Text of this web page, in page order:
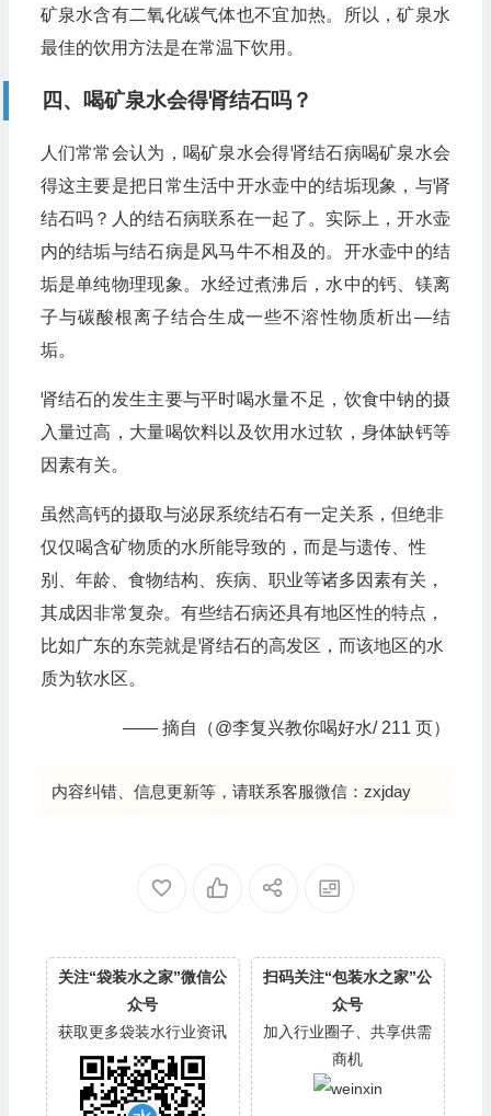
矿泉水含有二氧化碳气体也不宜加热。所以，矿泉水
最佳的饮用方法是在常温下饮用。
四、喝矿泉水会得肾结石吗？
人们常常会认为，喝矿泉水会得肾结石病喝矿泉水会
得这主要是把日常生活中开水壶中的结垢现象，与肾
结石吗？人的结石病联系在一起了。实际上，开水壶
内的结垢与结石病是风马牛不相及的。开水壶中的结
垢是单纯物理现象。水经过煮沸后，水中的钙、镁离
子与碳酸根离子结合生成一些不溶性物质析出—结
垢。
肾结石的发生主要与平时喝水量不足，饮食中钠的摄
入量过高，大量喝饮料以及饮用水过软，身体缺钙等
因素有关。
虽然高钙的摄取与泌尿系统结石有一定关系，但绝非
仅仅喝含矿物质的水所能导致的，而是与遗传、性
别、年龄、食物结构、疾病、职业等诸多因素有关，
其成因非常复杂。有些结石病还具有地区性的特点，
比如广东的东莞就是肾结石的高发区，而该地区的水
质为软水区。
—— 摘自（@李复兴教你喝好水/ 211 页）
内容纠错、信息更新等，请联系客服微信：zxjday
关注“袋装水之家”微信公
众号
获取更多袋装水行业资讯
扫码关注“包装水之家”公
众号
加入行业圈子、共享供需
商机